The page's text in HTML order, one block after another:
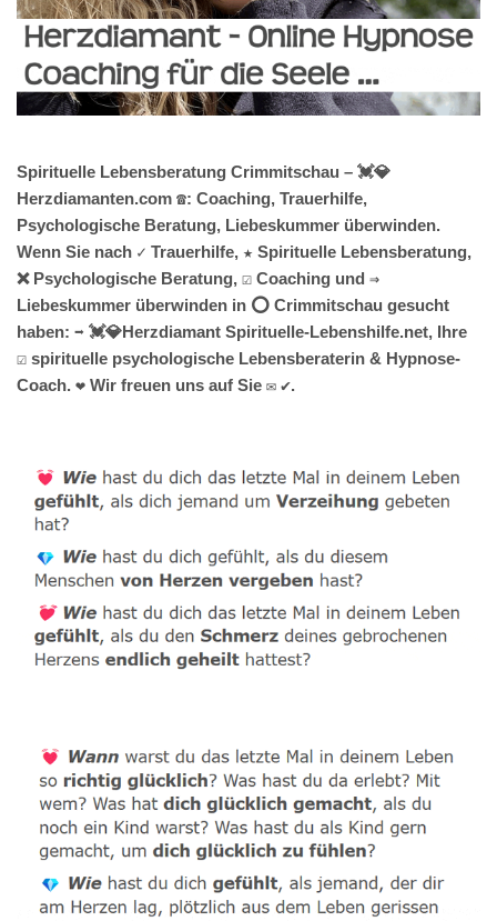
Spirituelle Lebensberatung Crimmitschau – 💓️💎
Herzdiamanten.com ☎️: Coaching, Trauerhilfe,
Psychologische Beratung, Liebeskummer überwinden.
Wenn Sie nach ✓ Trauerhilfe, ★ Spirituelle Lebensberatung,
❌ Psychologische Beratung, ☑️ Coaching und ⇒
Liebeskummer überwinden in ⭕ Crimmitschau gesucht
haben: ➡️ 💓️💎Herzdiamant Spirituelle-Lebenshilfe.net, Ihre
☑️ spirituelle psychologische Lebensberaterin & Hypnose-
Coach. ❤ Wir freuen uns auf Sie ✉ ✔.